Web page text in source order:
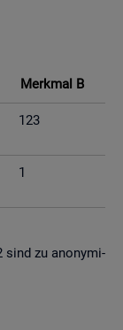
Merk­mal B
123
1
sind zu an­ony­mi­